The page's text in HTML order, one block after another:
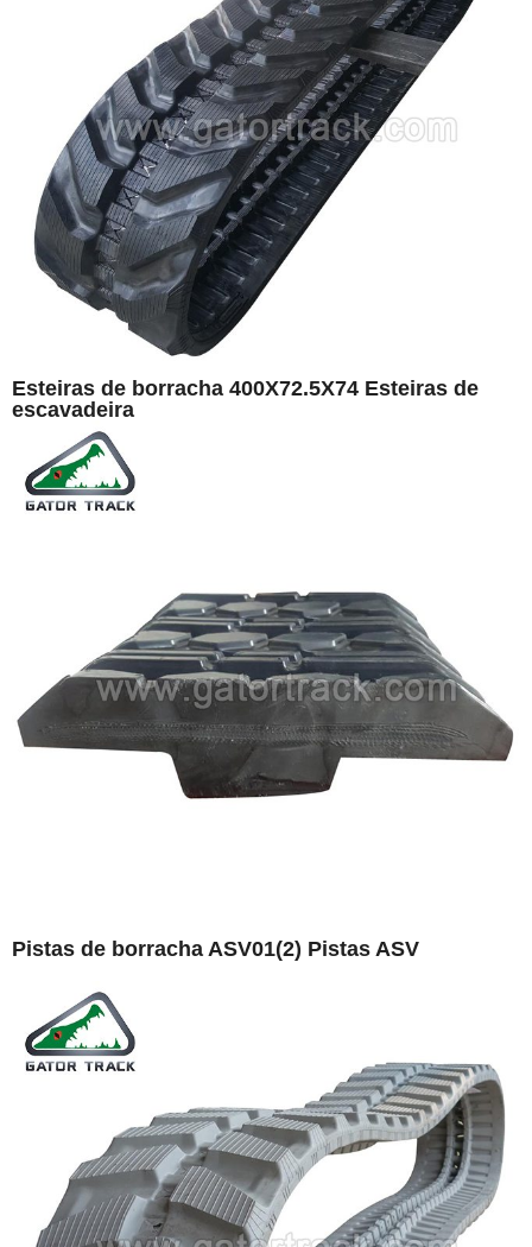
Esteiras de borracha 400X72.5X74 Esteiras de
escavadeira
Pistas de borracha ASV01(2) Pistas ASV